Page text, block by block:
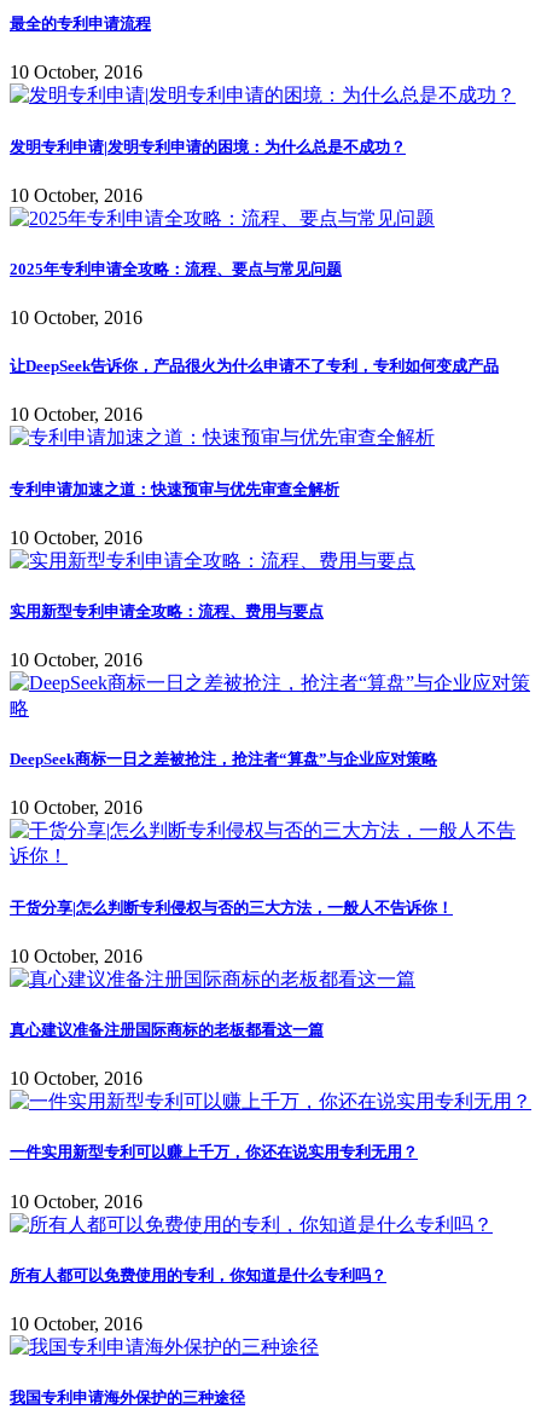
最全的专利申请流程
10 October, 2016
发明专利申请|发明专利申请的困境：为什么总是不成功？
10 October, 2016
2025年专利申请全攻略：流程、要点与常见问题
10 October, 2016
让DeepSeek告诉你，产品很火为什么申请不了专利，专利如何变成产品
10 October, 2016
专利申请加速之道：快速预审与优先审查全解析
10 October, 2016
实用新型专利申请全攻略：流程、费用与要点
10 October, 2016
DeepSeek商标一日之差被抢注，抢注者“算盘”与企业应对策略
10 October, 2016
干货分享|怎么判断专利侵权与否的三大方法，一般人不告诉你！
10 October, 2016
真心建议准备注册国际商标的老板都看这一篇
10 October, 2016
一件实用新型专利可以赚上千万，你还在说实用专利无用？
10 October, 2016
所有人都可以免费使用的专利，你知道是什么专利吗？
10 October, 2016
我国专利申请海外保护的三种途径